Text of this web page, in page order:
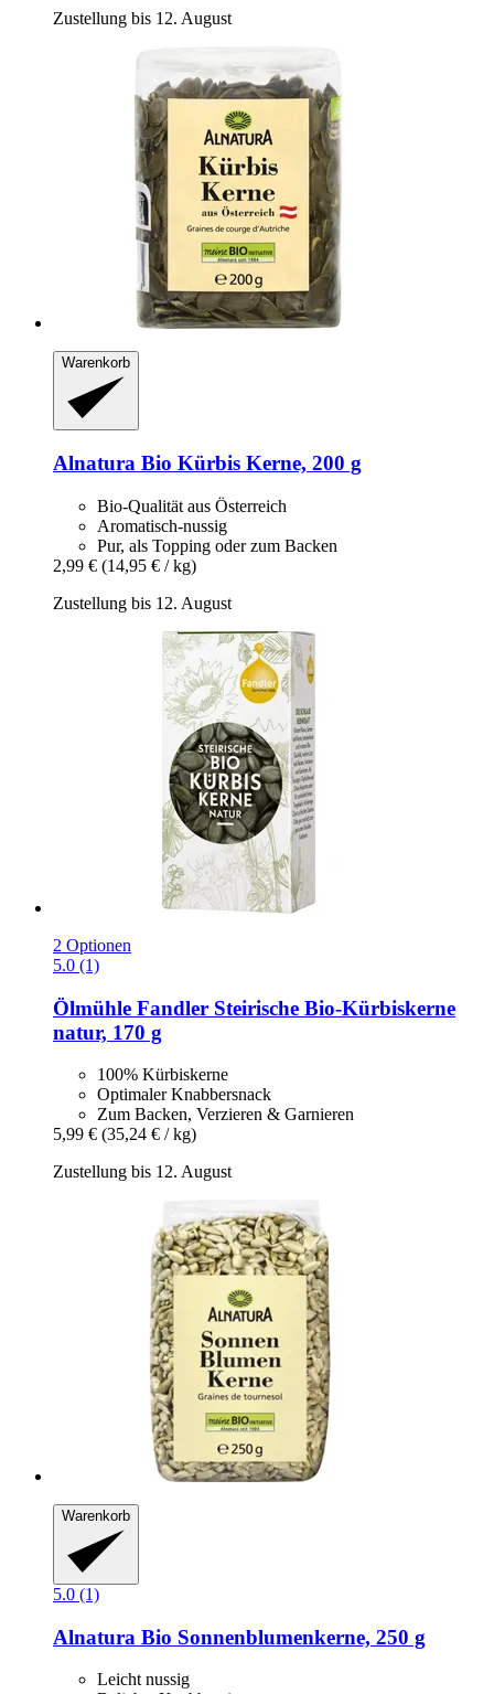
Zustellung bis 12. August
Warenkorb
Alnatura Bio Kürbis Kerne, 200 g
Bio-Qualität aus Österreich
Aromatisch-nussig
Pur, als Topping oder zum Backen
2,99 € (14,95 € / kg)
Zustellung bis 12. August
2 Optionen
5.0 (1)
Ölmühle Fandler Steirische Bio-​Kürbiskerne
natur, 170 g
100% Kürbiskerne
Optimaler Knabbersnack
Zum Backen, Verzieren & Garnieren
5,99 € (35,24 € / kg)
Zustellung bis 12. August
Warenkorb
5.0 (1)
Alnatura Bio Sonnenblumenkerne, 250 g
Leicht nussig